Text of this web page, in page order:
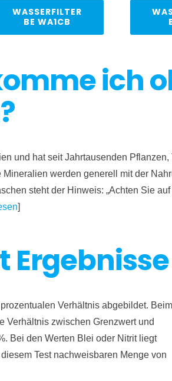
WASSERFILTER
BE WA1CB
ich
und hat seit Jahrtausenden Pflanzen,
werden generell mit der
steht der Hinweis: „Achten Sie
]
Ergebnisse
Verhältnis abgebildet. Beim
Verhältnis zwischen Grenzwert und
Bei den Werten Blei oder Nitrit liegt
Test nachweisbaren Menge von